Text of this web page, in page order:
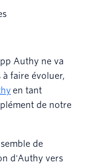
Authy ne va
à faire évoluer,
en tant
de notre
de
d'Authy vers